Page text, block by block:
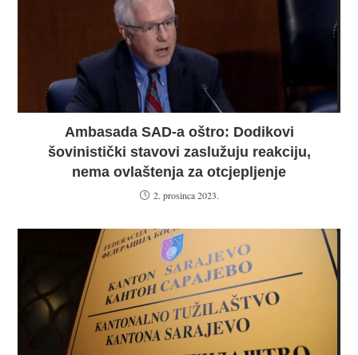
Ambasada SAD-a oštro: Dodikovi
šovinistički stavovi zaslužuju reakciju,
nema ovlaštenja za otcjepljenje
2. prosinca 2023.